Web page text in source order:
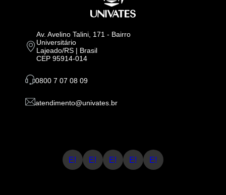
Av. Avelino Talini, 171 - Bairro
Universitário
Lajeado/RS | Brasil
CEP 95914-014
0800 7 07 08 09
atendimento@univates.br
E! E! E! E! E!